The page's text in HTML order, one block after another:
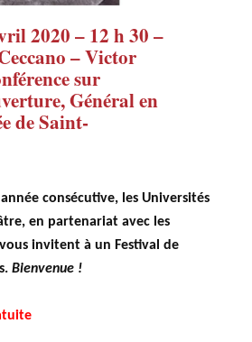
2020 – 12 h 30 –
– Victor
sur
Général en
de Saint-
consécutive, les Universités
en partenariat avec les
vous invitent à un Festival de
Bienvenue !